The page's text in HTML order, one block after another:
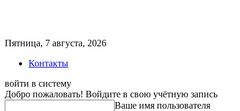
Пятница, 7 августа, 2026
Контакты
войти в систему
Добро пожаловать! Войдите в свою учётную запись
Ваше имя пользователя